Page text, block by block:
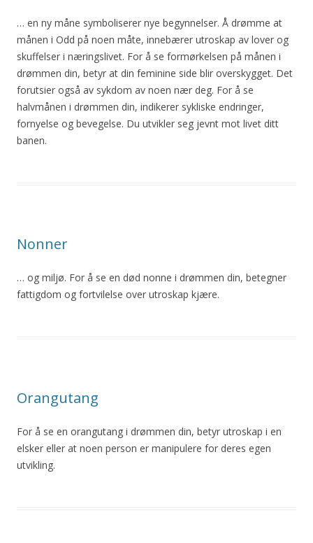
… en ny måne symboliserer nye begynnelser. Å drømme at
månen i Odd på noen måte, innebærer utroskap av lover og
skuffelser i næringslivet. For å se formørkelsen på månen i
drømmen din, betyr at din feminine side blir overskygget. Det
forutsier også av sykdom av noen nær deg. For å se
halvmånen i drømmen din, indikerer sykliske endringer,
fornyelse og bevegelse. Du utvikler seg jevnt mot livet ditt
banen.
Nonner
… og miljø. For å se en død nonne i drømmen din, betegner
fattigdom og fortvilelse over utroskap kjære.
Orangutang
For å se en orangutang i drømmen din, betyr utroskap i en
elsker eller at noen person er manipulere for deres egen
utvikling.